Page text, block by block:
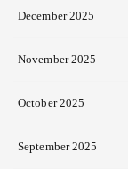
December 2025
November 2025
October 2025
September 2025